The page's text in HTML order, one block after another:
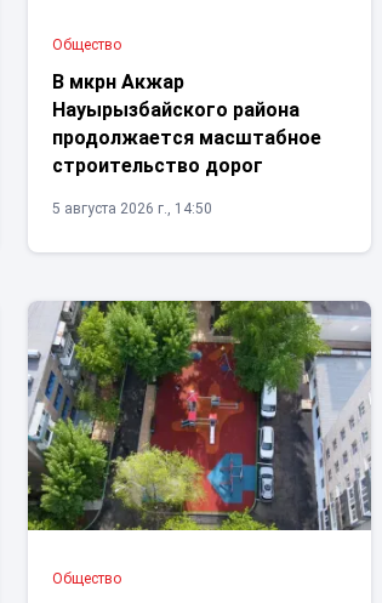
Общество
В мкрн Акжар
Науырызбайского района
продолжается масштабное
строительство дорог
5 августа 2026 г., 14:50
Общество